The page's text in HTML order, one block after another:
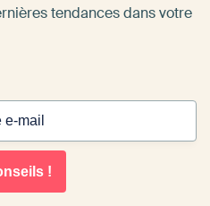
tendances dans votre
!